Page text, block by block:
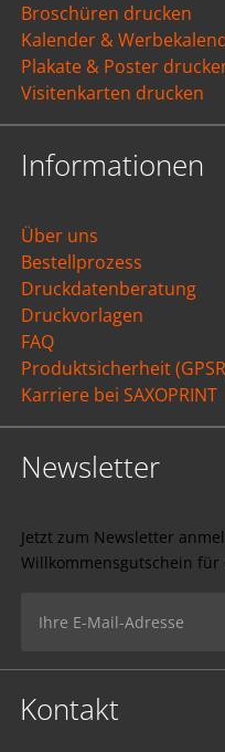
Broschüren drucken
Kalender &
Plakate & Poster
Visitenkarten drucken
Informationen
Über uns
Bestellprozess
Druckdatenberatung
Druckvorlagen
FAQ
Produktsicherheit
Karriere bei SAXOPRINT
Newsletter
Jetzt zum Newsletter
Willkommensgutschein
Kontakt